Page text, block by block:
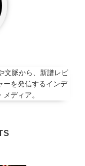
文脈から、新譜レビ
ーを発信するインデ
ディア。